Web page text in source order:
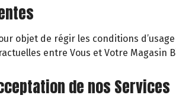
objet de régir les conditions
entre Vous et Votre Magasin
de nos Services